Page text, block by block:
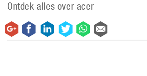
Ontdek alles over acer